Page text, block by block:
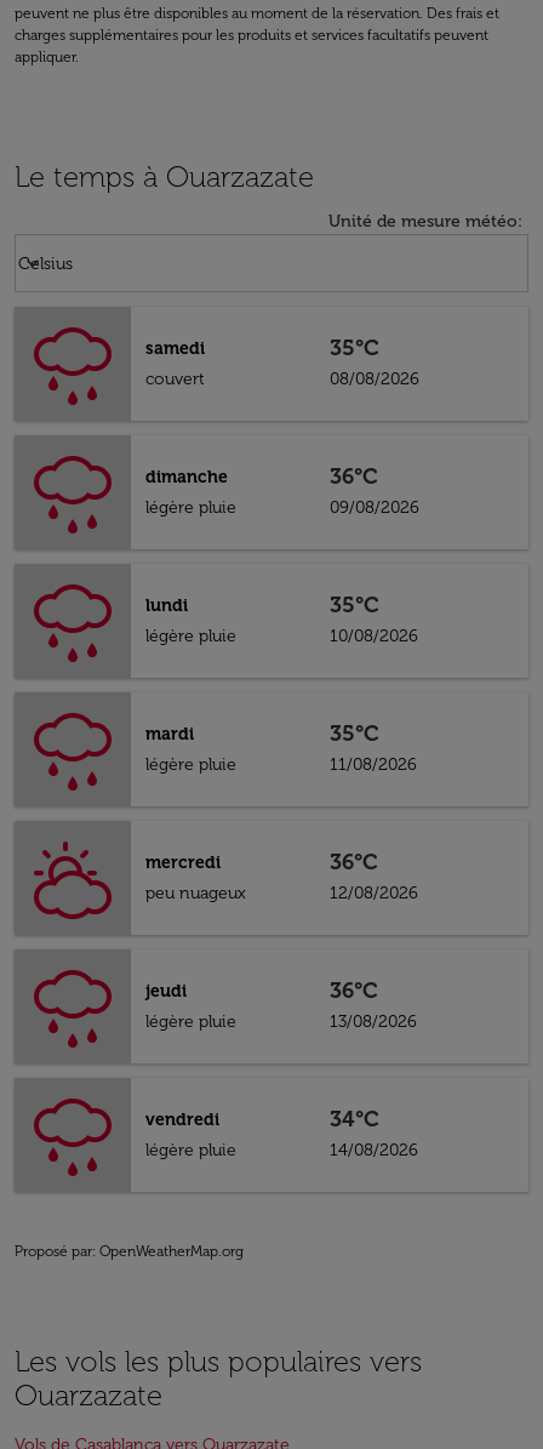
peuvent ne plus être disponibles au moment de la réservation. Des frais et
charges supplémentaires pour les produits et services facultatifs peuvent
appliquer.
Le temps à Ouarzazate
Unité de mesure météo:
Celsius
keyboard_arrow_down
samedi
couvert
35°C
08/08/2026
dimanche
légère pluie
36°C
09/08/2026
lundi
légère pluie
35°C
10/08/2026
mardi
légère pluie
35°C
11/08/2026
mercredi
peu nuageux
36°C
12/08/2026
jeudi
légère pluie
36°C
13/08/2026
vendredi
légère pluie
34°C
14/08/2026
Proposé par: OpenWeatherMap.org
Les vols les plus populaires vers
Ouarzazate
Vols de Casablanca vers Ouarzazate